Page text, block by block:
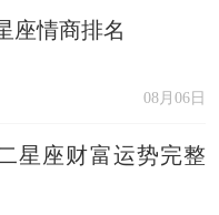
座情商排名
08月06日
星座财富运势完整